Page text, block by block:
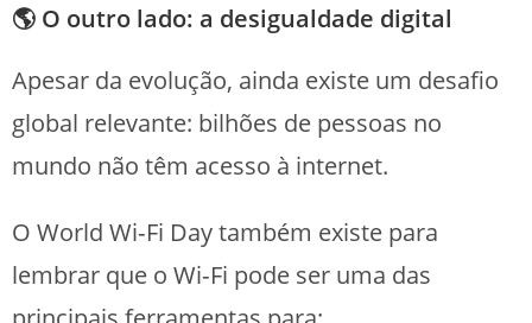
🌎 O outro lado: a desigualdade digital
Apesar da evolução, ainda existe um desafio
global relevante: bilhões de pessoas no
mundo não têm acesso à internet.
O World Wi‑Fi Day também existe para
lembrar que o Wi‑Fi pode ser uma das